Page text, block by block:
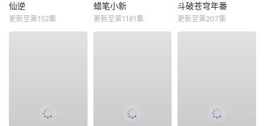
仙逆
更新至第152集
蜡笔小新
更新至第1181集
斗破苍穹年番
更新至第207集